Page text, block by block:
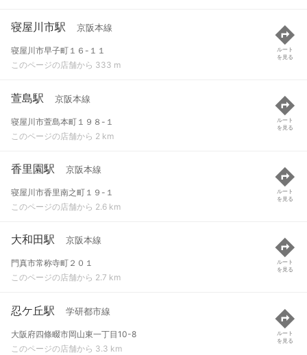
寝屋川市駅 京阪本線
寝屋川市早子町１６-１１
このページの店舗から 333 m
ルート
を見る
萱島駅 京阪本線
寝屋川市萱島本町１９８-１
このページの店舗から 2 km
ルート
を見る
香里園駅 京阪本線
寝屋川市香里南之町１９-１
このページの店舗から 2.6 km
ルート
を見る
大和田駅 京阪本線
門真市常称寺町２０１
このページの店舗から 2.7 km
ルート
を見る
忍ケ丘駅 学研都市線
大阪府四條畷市岡山東一丁目10-8
このページの店舗から 3.3 km
ルート
を見る